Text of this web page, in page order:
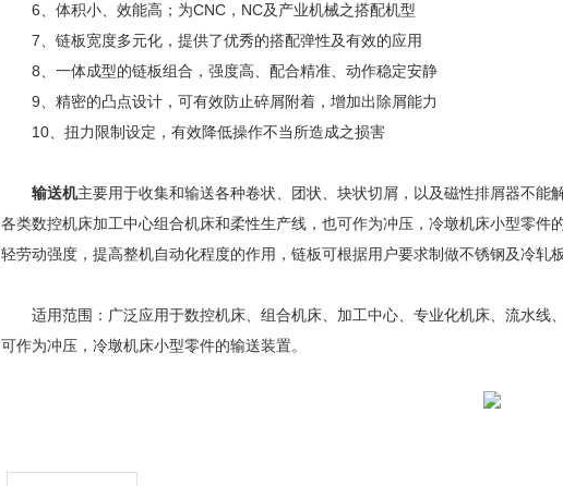
6、体积小、效能高；为CNC，NC及产业机械之搭配机型
7、链板宽度多元化，提供了优秀的搭配弹性及有效的应用
8、一体成型的链板组合，强度高、配合精准、动作稳定安静
9、精密的凸点设计，可有效防止碎屑附着，增加出除屑能力
10、扭力限制设定，有效降低操作不当所造成之损害
输送机主要用于收集和输送各种卷状、团状、块状切屑，以及磁性排屑器不
各类数控机床加工中心组合机床和柔性生产线，也可作为冲压，冷墩机床小型零
轻劳动强度，提高整机自动化程度的作用，链板可根据用户要求制做不锈钢及冷轧板
适用范围：广泛应用于数控机床、组合机床、加工中心、专业化机床、流水线
可作为冲压，冷墩机床小型零件的输送装置。